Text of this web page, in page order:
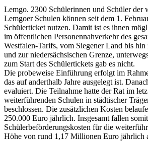
Lemgo. 2300 Schülerinnen und Schüler der
Lemgoer Schulen können seit dem 1.
Schülerticket nutzen. Damit ist es ihnen
im öffentlichen Personennahverkehr des
Westfalen-Tarifs, vom Siegener Land bis hin
und zur niedersächsischen Grenze,
zum Start des Schülertickets gab es nicht.
Die probeweise Einführung erfolgt im
das auf anderthalb Jahre ausgelegt ist.
evaluiert. Die Teilnahme hatte der Rat im
weiterführenden Schulen in städtischer
beschlossen. Die zusätzlichen Kosten
250.000 Euro jährlich. Insgesamt fallen somit
Schülerbeförderungskosten für die
Höhe von rund 1,17 Millionen Euro jährlich